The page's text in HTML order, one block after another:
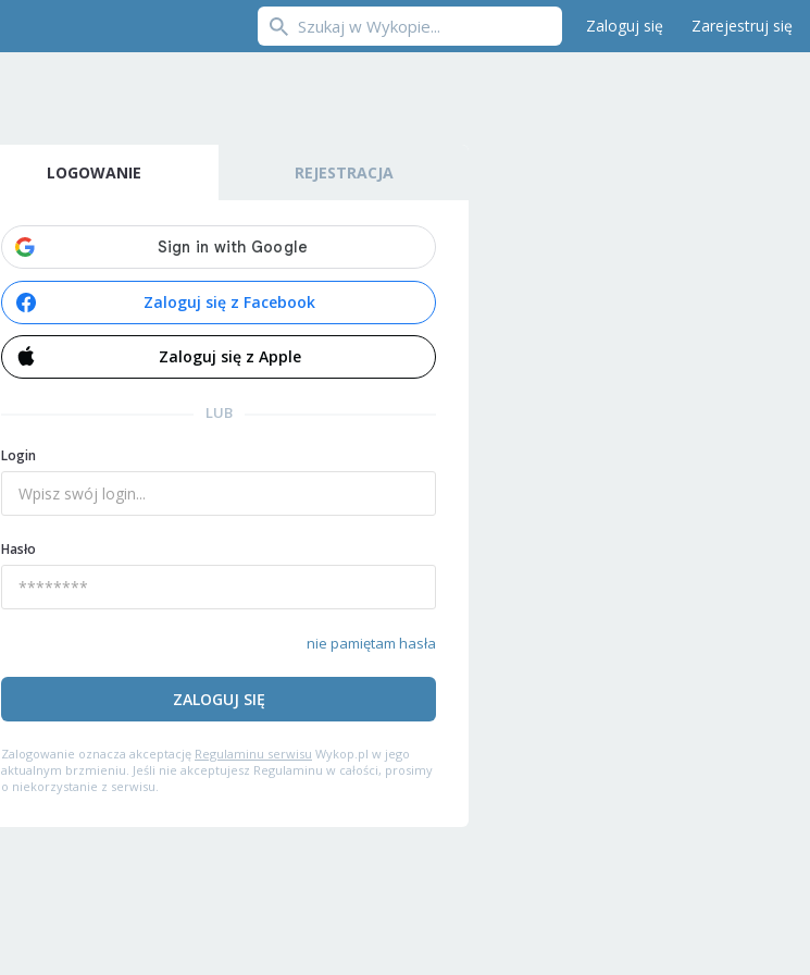
Zaloguj się Zarejestruj się
LOGOWANIE REJESTRACJA
Zaloguj się z Facebook
Zaloguj się z Apple
LUB
Login
Hasło
nie pamiętam hasła
ZALOGUJ SIĘ
Zalogowanie oznacza akceptację Regulaminu serwisu Wykop.pl w jego
aktualnym brzmieniu. Jeśli nie akceptujesz Regulaminu w całości, prosimy
o niekorzystanie z serwisu.